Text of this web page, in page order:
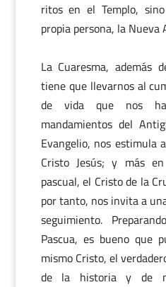
ritos en el Templo,
propia persona, la Nueva
La Cuaresma, además
tiene que llevarnos al
de vida que nos
mandamientos del
Evangelio, nos estimula
Cristo Jesús; y más
pascual, el Cristo de la
por tanto, nos invita a
seguimiento.
Pascua, es bueno que
mismo Cristo, el
de la historia y de